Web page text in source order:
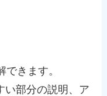
きます。
い部分の説明、ア